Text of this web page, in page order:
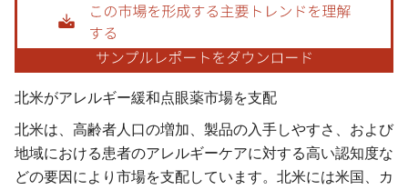
北米がアレルギー緩和点眼薬市場を支配
北米は、高齢者人口の増加、製品の入手しやすさ、および
地域における患者のアレルギーケアに対する高い認知度な
どの要因により市場を支配しています。北米には米国、カ